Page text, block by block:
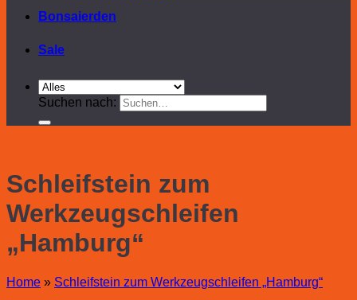
Bonsaierden
Sale
Suchen nach:
Schleifstein zum
Werkzeugschleifen
„Hamburg“
Home » Schleifstein zum Werkzeugschleifen „Hamburg“